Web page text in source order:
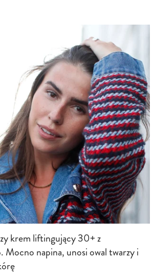
krem liftingujący 30+ z
Mocno napina, unosi owal twarzy i